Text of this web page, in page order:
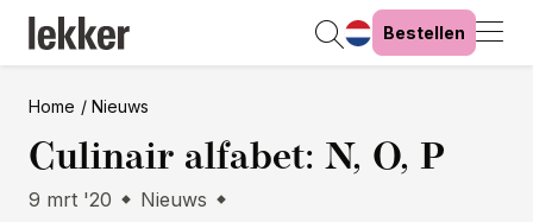
Bestellen
Home Nieuws
Culinair alfabet: N, O, P
9 mrt '20 Nieuws